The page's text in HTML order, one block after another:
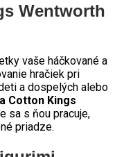
Wentworth
vaše háčkované a
hračiek pri
a dospelých alebo
Cotton Kings
sa s ňou pracuje,
priadze.